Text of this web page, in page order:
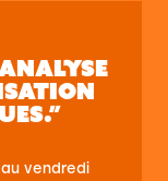
vendredi